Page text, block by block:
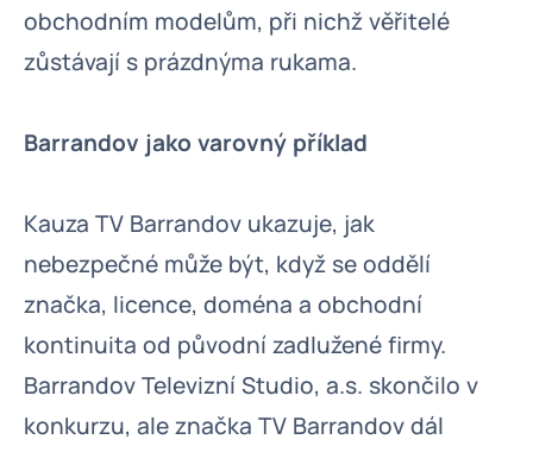
obchodním modelům, při nichž věřitelé
zůstávají s prázdnýma rukama.
Barrandov jako varovný příklad
Kauza TV Barrandov ukazuje, jak
nebezpečné může být, když se oddělí
značka, licence, doména a obchodní
kontinuita od původní zadlužené firmy.
Barrandov Televizní Studio, a.s. skončilo v
konkurzu, ale značka TV Barrandov dál